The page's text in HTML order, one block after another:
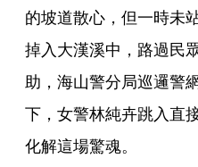
的坡道散心，但一時未
掉入大漢溪中，路過民
助，海山警分局巡邏警
下，女警林純卉跳入直
化解這場驚魂。